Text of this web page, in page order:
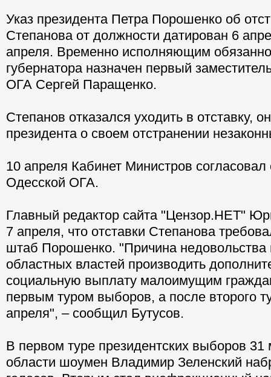
Указ президента Петра Порошенко об
Степанова от должности датирован 6
апреля. Временно исполняющим
губернатора назначен первый
ОГА Сергей Паращенко.
Степанов отказался уходить в отставку,
президента о своем отстранении
10 апреля Кабинет Министров согласовал
Одесской ОГА.
Главный редактор сайта "Цензор.НЕТ"
7 апреля, что отставки Степанова
штаб Порошенко. "Причина
областных властей производить
социальную выплату малоимущим
первым туром выборов, а после второго
апреля", – сообщил Бутусов.
В первом туре президентских выборов 31
области шоумен Владимир Зеленский